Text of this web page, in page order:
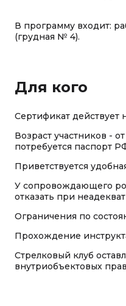
В программу входит:
(грудная № 4).
Для кого
Сертификат действует
Возраст участников -
потребуется паспорт
Приветствуется
У сопровождающего
отказать при
Ограничения по
Прохождение
Стрелковый клуб
внутриобъектовых